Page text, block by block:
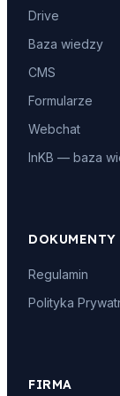
Drive
Baza wiedzy
CMS
Formularze
Webchat
InKB — baza
DOKUMENTY
Regulamin
Polityka
FIRMA